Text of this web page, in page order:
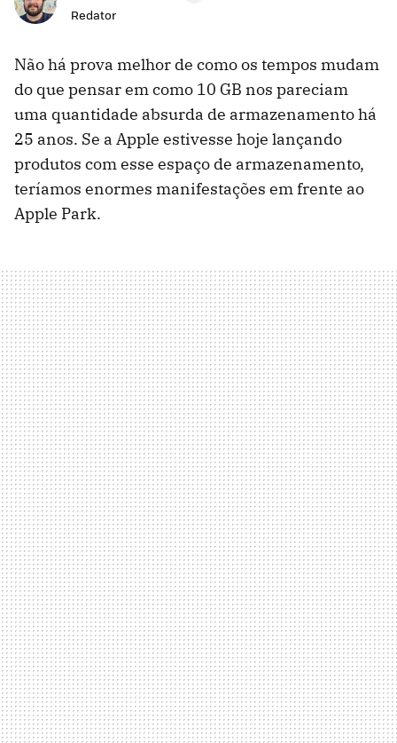
Redator
Não há prova melhor de como os tempos mudam
do que pensar em como 10 GB nos pareciam
uma quantidade absurda de armazenamento há
25 anos. Se a Apple estivesse hoje lançando
produtos com esse espaço de armazenamento,
teríamos enormes manifestações em frente ao
Apple Park.